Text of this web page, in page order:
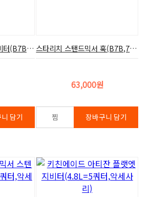
스타리치 스탠드믹서 비터(B7B,7리터=7.4쿼터,악세사리) 스타리치 스탠드믹서 훅(B7B,7리터=7.4쿼터,악세사리)
63,000원